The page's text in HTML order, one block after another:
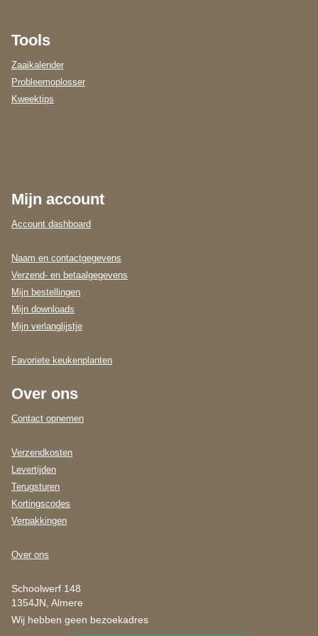
Tools
Zaaikalender
Probleemoplosser
Kweektips
Mijn account
Account dashboard
Naam en contactgegevens
Verzend- en betaalgegevens
Mijn bestellingen
Mijn downloads
Mijn verlanglijstje
Favoriete keukenplanten
Over ons
Contact opnemen
Verzendkosten
Levertijden
Terugsturen
Kortingscodes
Verpakkingen
Over ons
Schoolwerf 148
1354JN, Almere
Wij hebben geen bezoekadres